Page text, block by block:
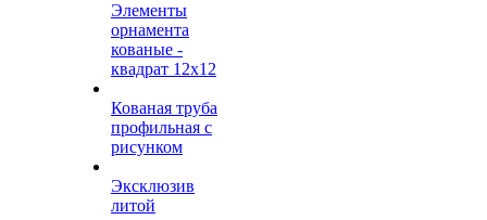
Элементы
орнамента
кованые -
квадрат 12х12
Кованая труба
профильная с
рисунком
Эксклюзив
литой